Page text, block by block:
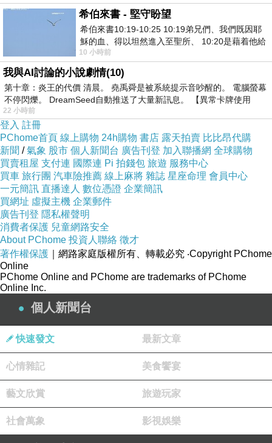
拍賣、掏寶、微信、拚
多多、奇摩購物中心、
Google
買證書|買畢業證書|買假畢業證書|畢業證書製作|
買學歷|買學位|文憑製作|買多益|買TOEIC|買多益
證書|畢業證書、學歷、文憑、證照、TOEIC，歡
迎來信洽詢yutuxdaew@yahoo.com.tw
買證書|買畢業證書|買假畢業證書|畢業證書製作|
買學歷|買學位|文憑製作|買多益|買TOEIC|買多益
證書|畢業證書、學歷、文憑、證照、TOEIC，歡
迎來信洽詢yutuxdaew@yahoo.com.tw
買證書|買畢業證書|買假畢業證書|畢業證書製作|
買學歷|買學位|文憑製作|買多益|買TOEIC|買多益
證書|畢業證書、學歷、文憑、證照、TOEIC，歡
迎來信洽詢yutuxdaew@yahoo.com.tw
買學歷|買學位|文憑製作|買多益|買TOEIC|買多益
證書|畢業證書、學歷、文憑、證照、TOEIC，歡
買證書|買畢業證書|買假畢業證書|畢業證書製作|
買學歷|買學位|文憑製作|買多益|買TOEIC|買多益
希伯來書 - 堅守盼望
希伯來書10:19-10:25 10:19弟兄們、我們既因耶
穌的血、得以坦然進入至聖所、 10:20是藉着他給
我們開了一條又新又活的路從幔子經過
10 小時前
我與AI討論的小說劇情(10)
第十章：炎王的代價 清晨。 堯禹舜是被系統提示音吵醒的。 電腦螢幕
不停閃爍。 DreamSeed自動推送了大量新訊息。 【異常卡牌使用
22 小時前
登入 註冊
PChome首頁 線上購物 24h購物 書店 露天拍賣 比比昂代購
新聞 /氣象 股市 個人新聞台 廣告刊登 加入聯播網 全球購物
買賣租屋 支付連 國際連 Pi 拍錢包 旅遊 服務中心
買車 旅行團 汽車險推薦 線上麻將 雜誌 星座命理 會員中心
一元簡訊 直播達人 數位憑證 企業簡訊
買網址 虛擬主機 企業郵件
廣告刊登 隱私權聲明
消費者保護 兒童網路安全
About PChome 投資人聯絡 徵才
著作權保護 ｜網路家庭版權所有、轉載必究 ‧Copyright PChome
Online
PChome Online and PChome are trademarks of PChome
Online Inc.
個人新聞台
快速發文 最新文章
心情雜記 美食饗宴
藝文欣賞 旅遊玩家
社會萬象 影視娛樂